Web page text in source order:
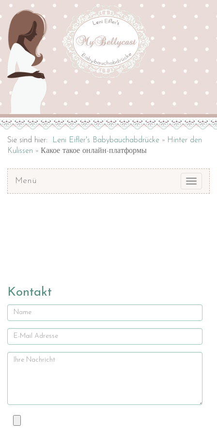
Sie sind hier: Leni Eifler's Babybauchabdrücke
Hinter den
Kulissen
Какое такое онлайн-платформы
Toggle
Menü
Kontakt
Name
E-
Mail
Ihre
Datei